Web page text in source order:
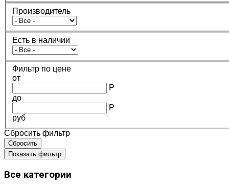
Производитель
Есть в наличии
Фильтр по цене
от
Р
до
Р
руб
Сбросить фильтр
Все категории